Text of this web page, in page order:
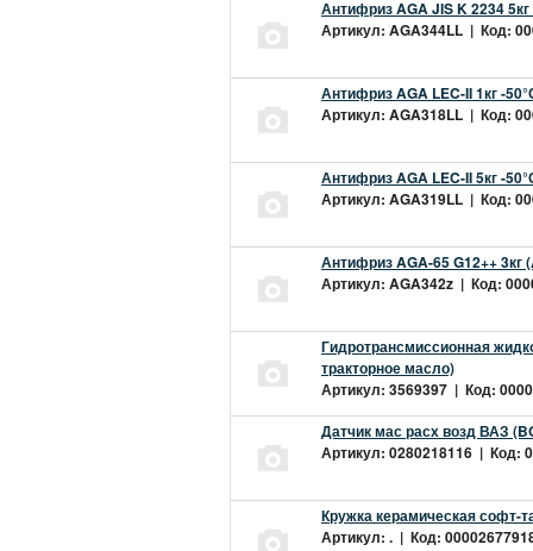
Антифриз AGA JIS K 2234
Артикул: AGA344LL | Код:
Антифриз AGA LEC-II 1кг -
Артикул: AGA318LL | Код:
Антифриз AGA LEC-II 5кг -
Артикул: AGA319LL | Код:
Антифриз AGA-65 G12++ 3кг
Артикул: AGA342z | Код:
Гидротрансмиссионная
тракторное масло)
Артикул: 3569397 | Код:
Датчик мас расх возд ВАЗ
Артикул: 0280218116 | Код:
Кружка керамическая софт-
Артикул: . | Код: